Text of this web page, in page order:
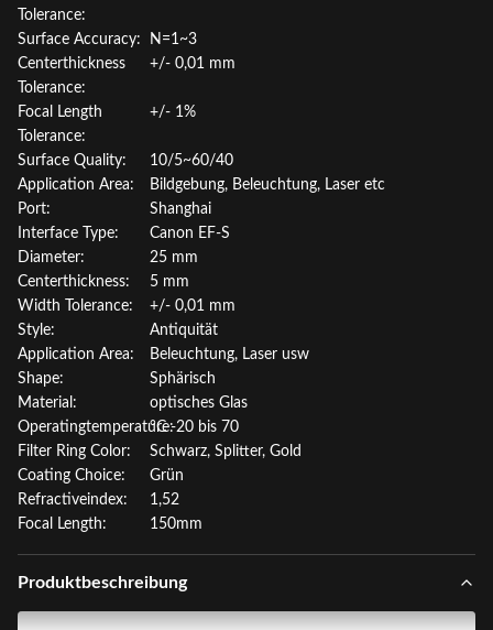
Tolerance:
Surface Accuracy:
N=1~3
Centerthickness
Tolerance:
+/- 0,01 mm
Focal Length
Tolerance:
+/- 1%
Surface Quality:
10/5~60/40
Application Area:
Bildgebung, Beleuchtung, Laser etc
Port:
Shanghai
Interface Type:
Canon EF-S
Diameter:
25 mm
Centerthickness:
5 mm
Width Tolerance:
+/- 0,01 mm
Style:
Antiquität
Application Area:
Beleuchtung, Laser usw
Shape:
Sphärisch
Material:
optisches Glas
Operatingtemperature:°C -20 bis 70
Filter Ring Color:
Schwarz, Splitter, Gold
Coating Choice:
Grün
Refractiveindex:
1,52
Focal Length:
150mm
Produktbeschreibung